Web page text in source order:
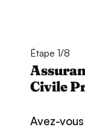
Étape 1/8
Civile
Avez-